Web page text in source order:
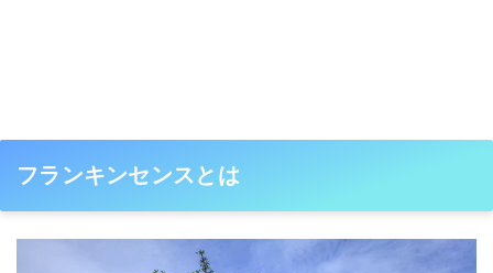
フランキンセンスとは